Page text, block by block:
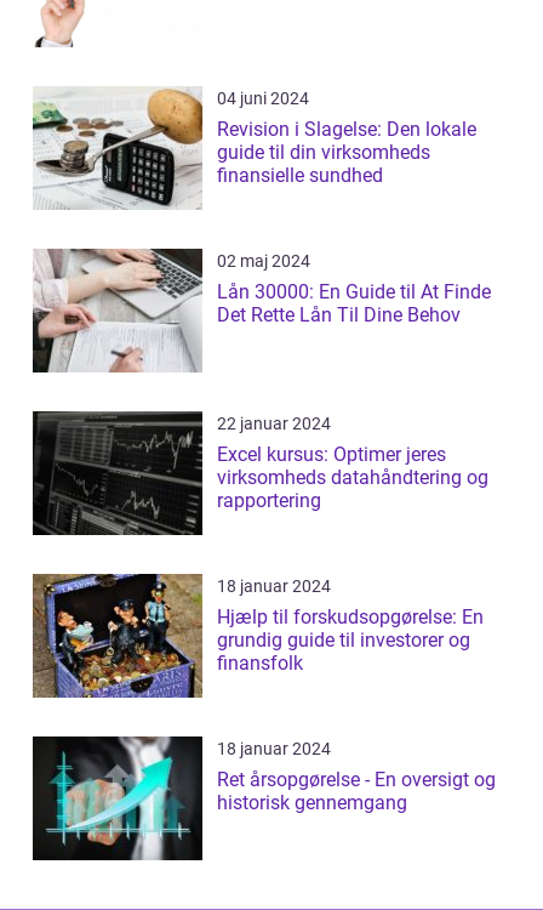
04 juni 2024
Revision i Slagelse: Den lokale
guide til din virksomheds
finansielle sundhed
02 maj 2024
Lån 30000: En Guide til At Finde
Det Rette Lån Til Dine Behov
22 januar 2024
Excel kursus: Optimer jeres
virksomheds datahåndtering og
rapportering
18 januar 2024
Hjælp til forskudsopgørelse: En
grundig guide til investorer og
finansfolk
18 januar 2024
Ret årsopgørelse - En oversigt og
historisk gennemgang